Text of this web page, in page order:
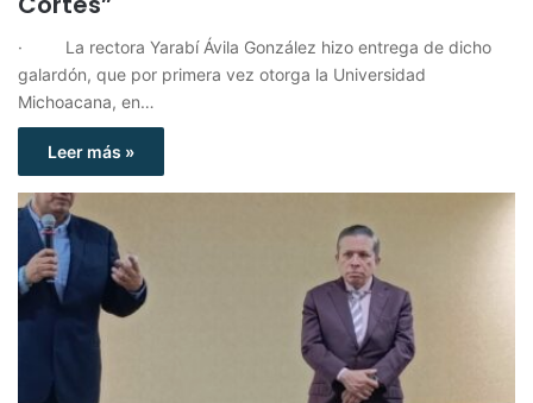
· La rectora Yarabí Ávila González hizo entrega de dicho
galardón, que por primera vez otorga la Universidad
Michoacana, en…
Leer más »